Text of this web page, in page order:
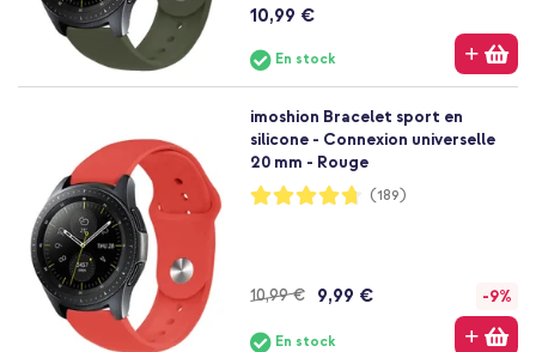
10,99 €
En stock
imoshion Bracelet sport en
silicone - Connexion universelle
20 mm - Rouge
Notation:
94%
(189)
10,99 € 9,99 € -9%
En stock